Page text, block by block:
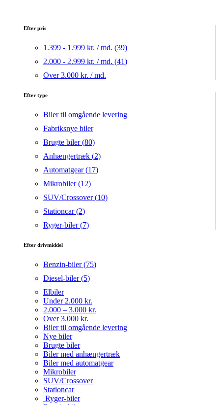
Efter pris
1.399 - 1.999 kr. / md. (39)
2.000 - 2.999 kr. / md. (41)
Over 3.000 kr. / md.
Efter type
Biler til omgående levering
Fabriksnye biler
Brugte biler (80)
Anhængertræk (2)
Automatgear (17)
Mikrobiler (12)
SUV/Crossover (10)
Stationcar (2)
Ryger-biler (7)
Efter drivmiddel
Benzin-biler (75)
Diesel-biler (5)
Elbiler
Under 2.000 kr.
2.000 – 3.000 kr.
Over 3.000 kr.
Biler til omgående levering
Nye biler
Brugte biler
Biler med anhængertræk
Biler med automatgear
Mikrobiler
SUV/Crossover
Stationcar
Ryger-biler